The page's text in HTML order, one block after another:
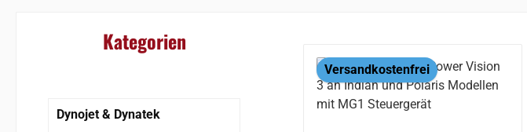
Kategorien
Dynojet & Dynatek
Versandkostenfrei